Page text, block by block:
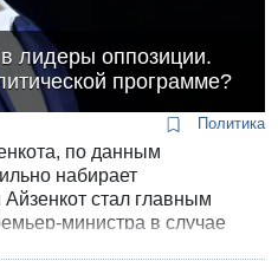
лидеры оппозиции.
программе?
Политика
по данным
набирает
Айзенкот стал главным
министра в случае